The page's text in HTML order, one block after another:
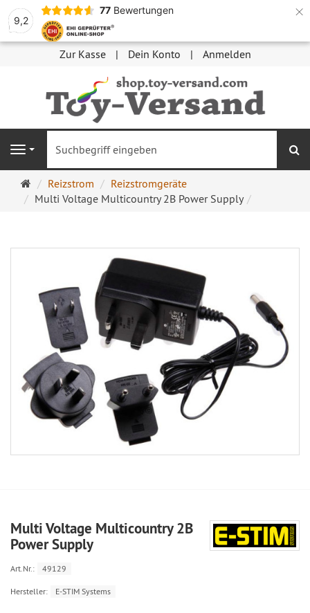
9,2
77 Bewertungen ×
Zur Kasse Dein Konto Anmelden
Navigation
Startseite
Reizstrom
Reizstromgeräte
Multi Voltage Multicountry 2B Power Supply
Multi Voltage Multicountry 2B
Power Supply
Art.Nr.: 49129
Hersteller: E-STIM Systems